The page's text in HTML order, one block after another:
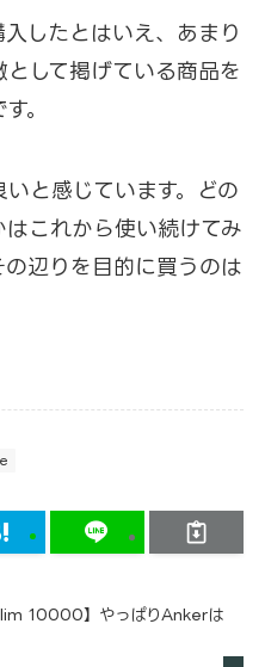
したとはいえ、あまり
して掲げている商品を
。
と感じています。どの
これから使い続けてみ
辺りを目的に買うのは
10000】やっぱりAnkerは